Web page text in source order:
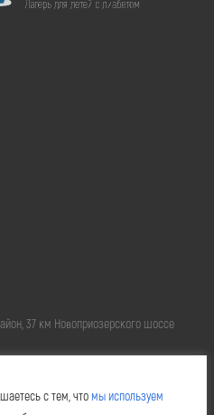
с тем, что мы используем
37 км Новоприозерского шоссе